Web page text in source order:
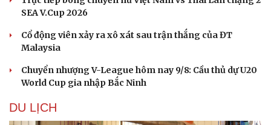
SEA V.Cup 2026
Cổ động viên xảy ra xô xát sau trận thắng của ĐT
Malaysia
Chuyển nhượng V-League hôm nay 9/8: Cầu thủ dự U20
World Cup gia nhập Bắc Ninh
DU LỊCH